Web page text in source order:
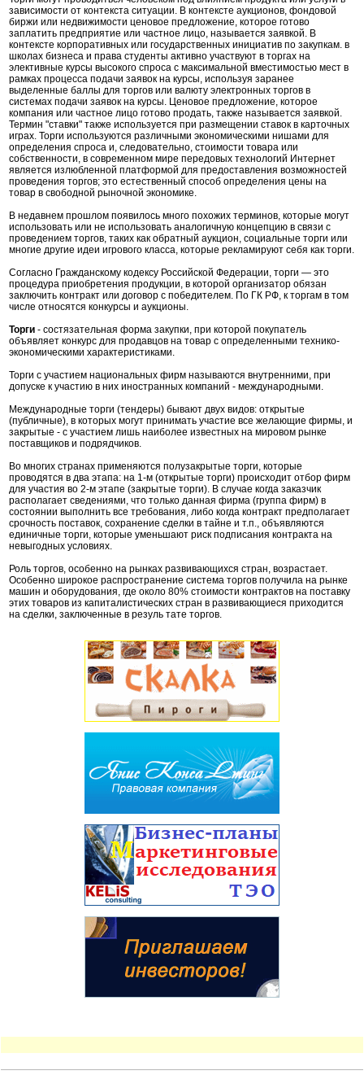
зависимости от контекста ситуации. В контексте аукционов, фондовой
биржи или недвижимости ценовое предложение, которое готово
заплатить предприятие или частное лицо, называется заявкой. В
контексте корпоративных или государственных инициатив по закупкам. в
школах бизнеса и права студенты активно участвуют в торгах на
элективные курсы высокого спроса с максимальной вместимостью мест в
рамках процесса подачи заявок на курсы, используя заранее
выделенные баллы для торгов или валюту электронных торгов в
системах подачи заявок на курсы. Ценовое предложение, которое
компания или частное лицо готово продать, также называется заявкой.
Термин "ставки" также используется при размещении ставок в карточных
играх. Торги используются различными экономическими нишами для
определения спроса и, следовательно, стоимости товара или
собственности, в современном мире передовых технологий Интернет
является излюбленной платформой для предоставления возможностей
проведения торгов; это естественный способ определения цены на
товар в свободной рыночной экономике.
В недавнем прошлом появилось много похожих терминов, которые могут
использовать или не использовать аналогичную концепцию в связи с
проведением торгов, таких как обратный аукцион, социальные торги или
многие другие идеи игрового класса, которые рекламируют себя как торги.
Согласно Гражданскому кодексу Российской Федерации, торги — это
процедура приобретения продукции, в которой организатор обязан
заключить контракт или договор с победителем. По ГК РФ, к торгам в том
числе относятся конкурсы и аукционы.
Торги - состязательная форма закупки, при которой покупатель
объявляет конкурс для продавцов на товар с определенными технико-
экономическими характеристиками.
Торги с участием национальных фирм называются внутренними, при
допуске к участию в них иностранных компаний - международными.
Международные торги (тендеры) бывают двух видов: открытые
(публичные), в которых могут принимать участие все желающие фирмы, и
закрытые - с участием лишь наиболее известных на мировом рынке
поставщиков и подрядчиков.
Во многих странах применяются полузакрытые торги, которые
проводятся в два этапа: на 1-м (открытые торги) происходит отбор фирм
для участия во 2-м этапе (закрытые торги). В случае когда заказчик
располагает сведениями, что только данная фирма (группа фирм) в
состоянии выполнить все требования, либо когда контракт предполагает
срочность поставок, сохранение сделки в тайне и т.п., объявляются
единичные торги, которые уменьшают риск подписания контракта на
невыгодных условиях.
Роль торгов, особенно на рынках развивающихся стран, возрастает.
Особенно широкое распространение система торгов получила на рынке
машин и оборудования, где около 80% стоимости контрактов на поставку
этих товаров из капиталистических стран в развивающиеся приходится
на сделки, заключенные в резуль тате торгов.